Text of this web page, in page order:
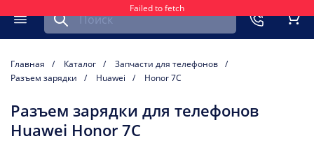
Failed to fetch
Меню
Найти запчасть для мобильного устройства
Главная Каталог
Запчасти для телефонов
Разъем зарядки
Huawei Honor 7C
Разъем зарядки для телефонов
Huawei Honor 7C